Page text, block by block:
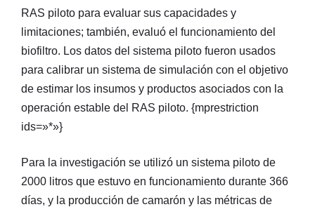
RAS piloto para evaluar sus capacidades y
limitaciones; también, evaluó el funcionamiento del
biofiltro. Los datos del sistema piloto fueron usados
para calibrar un sistema de simulación con el objetivo
de estimar los insumos y productos asociados con la
operación estable del RAS piloto. {mprestriction
ids=»*»}
Para la investigación se utilizó un sistema piloto de
2000 litros que estuvo en funcionamiento durante 366
días, y la producción de camarón y las métricas de